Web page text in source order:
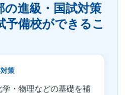
の進級・国試対策
予備校ができるこ
策
学・物理などの基礎を補